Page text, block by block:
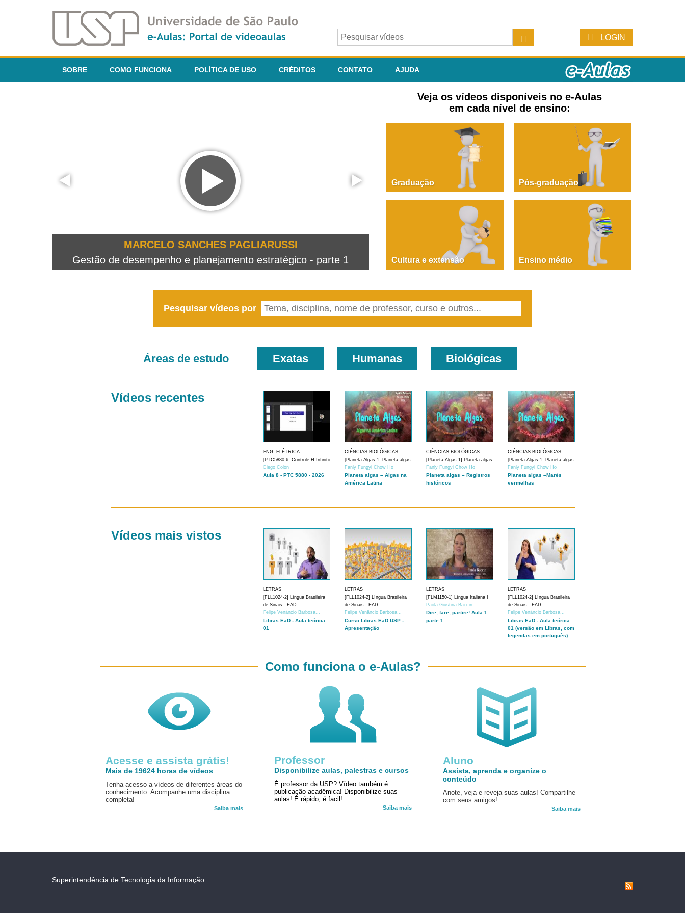
LOGIN
SOBRE COMO FUNCIONA POLÍTICA DE USO CRÉDITOS CONTATO AJUDA
MARCELO SANCHES PAGLIARUSSI
Gestão de desempenho e planejamento estratégico - parte 1
PAOLA GIUSTINA BACCIN
Dire, fare, partire! Aula 1 – parte 1
Veja os vídeos disponíveis no e-Aulas
em cada nível de ensino:
Graduação Pós-graduação
Cultura e extensão Ensino médio
Pesquisar vídeos por
Áreas de estudo Exatas Humanas Biológicas
Vídeos recentes
ENG. ELÉTRICA...
[PTC5880-6] Controle H-Infinito
Diego Colón
Aula 8 - PTC 5880 - 2026
CIÊNCIAS BIOLÓGICAS
[Planeta Algas-1] Planeta algas
Fanly Fungyi Chow Ho
Planeta algas – Algas na
América Latina
CIÊNCIAS BIOLÓGICAS
[Planeta Algas-1] Planeta algas
Fanly Fungyi Chow Ho
Planeta algas – Registros
históricos
CIÊNCIAS BIOLÓGICAS
[Planeta Algas-1] Planeta algas
Fanly Fungyi Chow Ho
Planeta algas –Marés
vermelhas
Vídeos mais vistos
LETRAS
[FLL1024-2] Língua Brasileira
de Sinais - EAD
Felipe Venâncio Barbosa...
Libras EaD - Aula teórica
01
LETRAS
[FLL1024-2] Língua Brasileira
de Sinais - EAD
Felipe Venâncio Barbosa...
Curso Libras EaD USP -
Apresentação
LETRAS
[FLM1150-1] Língua Italiana I
Paola Giustina Baccin
Dire, fare, partire! Aula 1 –
parte 1
LETRAS
[FLL1024-2] Língua Brasileira
de Sinais - EAD
Felipe Venâncio Barbosa...
Libras EaD - Aula teórica
01 (versão em Libras, com
legendas em português)
Acesse e assista grátis!
Mais de 19624 horas de vídeos
Tenha acesso a vídeos de diferentes áreas do
conhecimento. Acompanhe uma disciplina
completa!
Saiba mais
Aluno
Assista, aprenda e organize o
conteúdo
Anote, veja e reveja suas aulas! Compartilhe
com seus amigos!
Saiba mais
Como funciona o e-Aulas?
Professor
Disponibilize aulas, palestras e cursos
É professor da USP? Vídeo também é
publicação acadêmica! Disponibilize suas
aulas! É rápido, é facil!
Saiba mais
Superintendência de Tecnologia da Informação